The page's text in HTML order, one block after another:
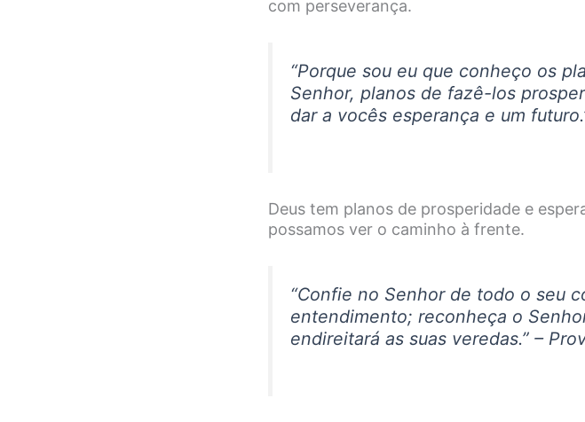
com perseverança.
“Porque sou eu que conheço os
Senhor, planos de fazê-los
dar a vocês esperança e um
Deus tem planos de prosperidade e
possamos ver o caminho à frente.
“Confie no Senhor de todo o seu
entendimento; reconheça o
endireitará as suas veredas.” –